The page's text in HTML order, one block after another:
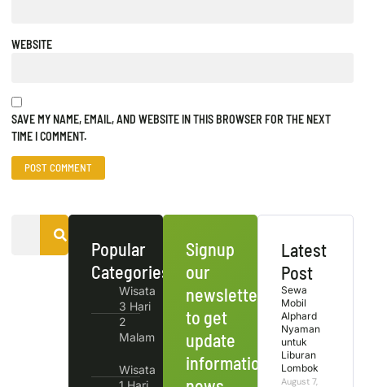
WEBSITE
SAVE MY NAME, EMAIL, AND WEBSITE IN THIS BROWSER FOR THE NEXT
TIME I COMMENT.
Popular
Categories
Wisata
3 Hari
2
Malam
Wisata
Signup
our
newsletter
to get
update
information,
Latest
Post
Sewa
Mobil
Alphard
Nyaman
untuk
Liburan
Lombok
August 7,